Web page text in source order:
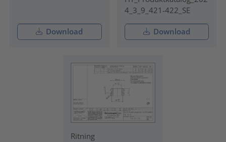
Download
4_3_9_421-422_SE
Download
Ritning